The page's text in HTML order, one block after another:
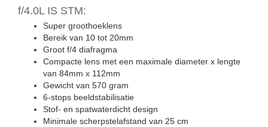
f/4.0L IS STM:
Super groothoeklens
Bereik van 10 tot 20mm
Groot f/4 diafragma
Compacte lens met een maximale diameter x lengte
van 84mm x 112mm
Gewicht van 570 gram
6-stops beeldstabilisatie
Stof- en spatwaterdicht design
Minimale scherpstelafstand van 25 cm